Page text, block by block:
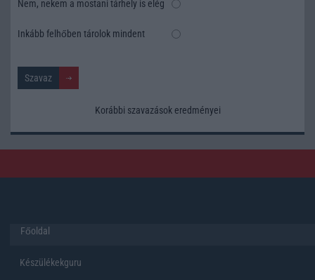
Nem, nekem a mostani tárhely is elég
Inkább felhőben tárolok mindent
Korábbi szavazások eredményei
Főoldal
Készülékekguru